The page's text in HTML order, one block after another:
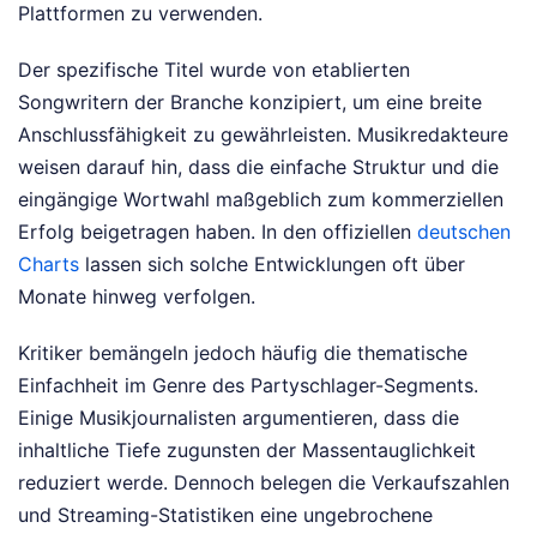
Plattformen zu verwenden.
Der spezifische Titel wurde von etablierten
Songwritern der Branche konzipiert, um eine breite
Anschlussfähigkeit zu gewährleisten. Musikredakteure
weisen darauf hin, dass die einfache Struktur und die
eingängige Wortwahl maßgeblich zum kommerziellen
Erfolg beigetragen haben. In den offiziellen deutschen
Charts lassen sich solche Entwicklungen oft über
Monate hinweg verfolgen.
Kritiker bemängeln jedoch häufig die thematische
Einfachheit im Genre des Partyschlager-Segments.
Einige Musikjournalisten argumentieren, dass die
inhaltliche Tiefe zugunsten der Massentauglichkeit
reduziert werde. Dennoch belegen die Verkaufszahlen
und Streaming-Statistiken eine ungebrochene